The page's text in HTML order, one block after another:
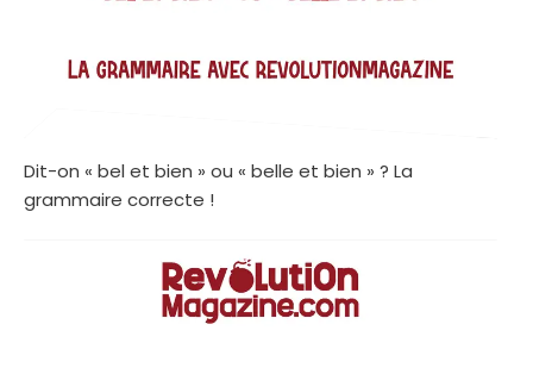
Dit-on « bel et bien » ou « belle et bien » ? La
grammaire correcte !